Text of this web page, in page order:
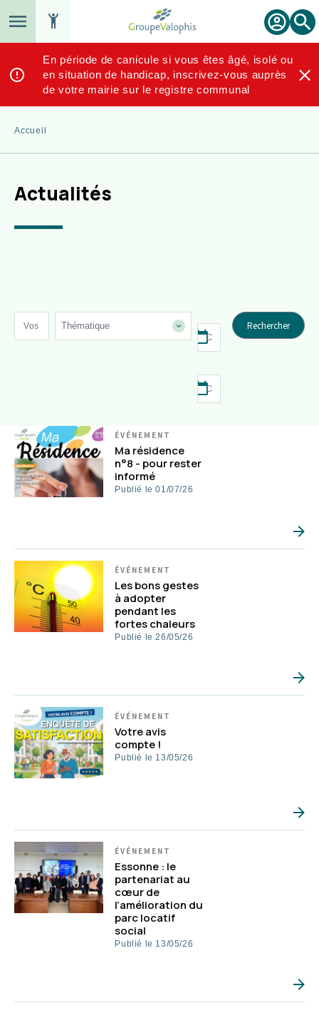
au
contenu
principal
Espace
locataire
En période de canicule si vous êtes âgé, isolé ou
en situation de handicap, inscrivez-vous auprès
de votre mairie sur le registre communal
Fil
d'Ariane
Accueil
Actualités
Thématique
d'actualité
Min
Maximum
ÉVÉNEMENT
Ma résidence
n°8 - pour rester
informé
Publié le 01/07/26
ÉVÉNEMENT
Les bons gestes
à adopter
pendant les
fortes chaleurs
Publié le 26/05/26
ÉVÉNEMENT
Votre avis
compte !
Publié le 13/05/26
ÉVÉNEMENT
Essonne : le
partenariat au
cœur de
l’amélioration du
parc locatif
social
Publié le 13/05/26